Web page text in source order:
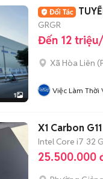
1
GRGR
Đến 12
Xã Hòa Liên (
Việc Làm Thời
X1 Carbon
Intel Core i7 32
25.500.000